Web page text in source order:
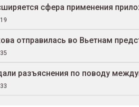
сфера применения
19
отправилась во Вьетнам
35
разъяснения по поводу
33